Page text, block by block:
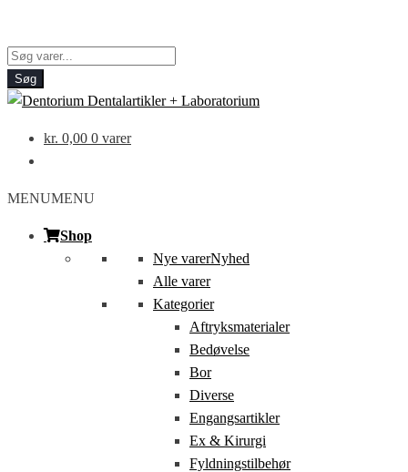
Products
search
Søg
kr. 0,00 0 varer
MENUMENU
Shop
Nye varerNyhed
Alle varer
Kategorier
Aftryksmaterialer
Bedøvelse
Bor
Diverse
Engangsartikler
Ex & Kirurgi
Fyldningstilbehør